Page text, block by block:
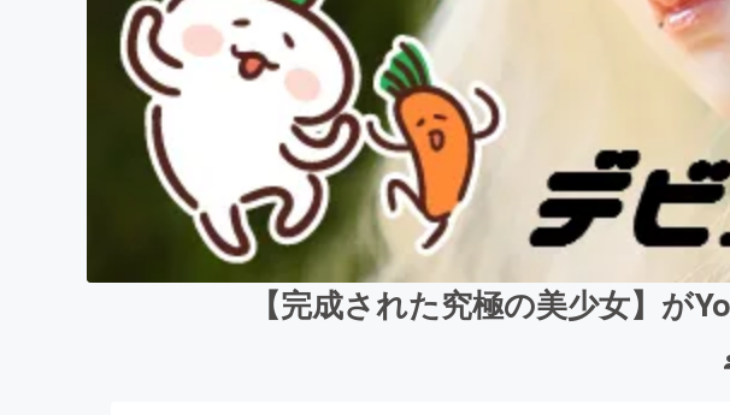
【完成された究極の美少女】が